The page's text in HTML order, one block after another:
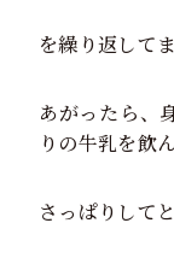
を繰り返して
あがったら、
りの牛乳を飲
さっぱりして